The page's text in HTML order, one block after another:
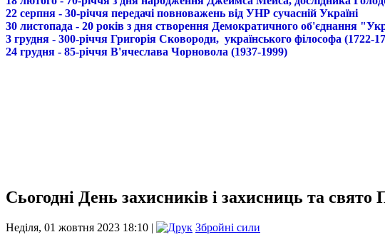
22 серпня - 30-річчя передачі повноважень від УНР сучасній Україні
30 листопада - 20 років з дня створення Демократичного об'єднання
3 грудня - 300-річчя Григорія Сковороди, українського філософа (1722-
24 грудня - 85-річчя В'ячеслава Чорновола (1937-1999)
Сьогодні День захисників і захисниць та свято
Неділя, 01 жовтня 2023 18:10 |
Збройні сили